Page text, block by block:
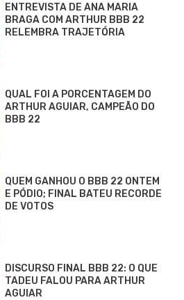
ENTREVISTA DE ANA MARIA
BRAGA COM ARTHUR BBB 22
RELEMBRA TRAJETÓRIA
QUAL FOI A PORCENTAGEM DO
ARTHUR AGUIAR, CAMPEÃO DO
BBB 22
QUEM GANHOU O BBB 22 ONTEM
E PÓDIO; FINAL BATEU RECORDE
DE VOTOS
DISCURSO FINAL BBB 22: O QUE
TADEU FALOU PARA ARTHUR
AGUIAR